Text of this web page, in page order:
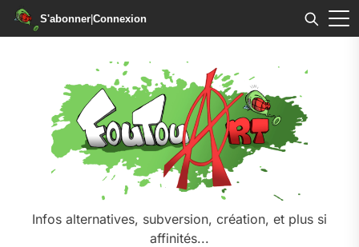
S'abonner|Connexion
Infos alternatives, subversion, création, et plus si
affinités...